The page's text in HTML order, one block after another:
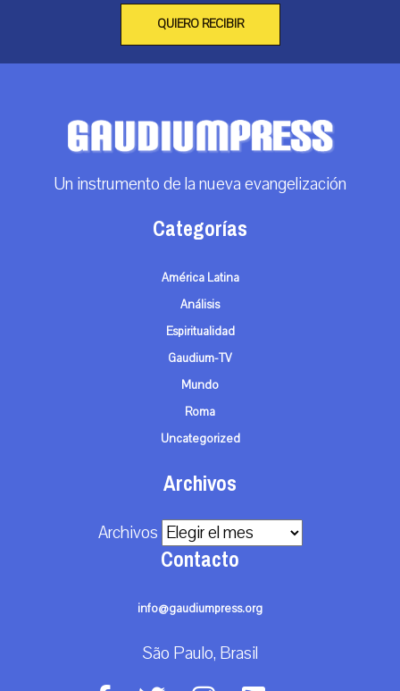
QUIERO RECIBIR
Un instrumento de la nueva evangelización
Categorías
América Latina
Análisis
Espiritualidad
Gaudium-TV
Mundo
Roma
Uncategorized
Archivos
Archivos
Contacto
info@gaudiumpress.org
São Paulo, Brasil